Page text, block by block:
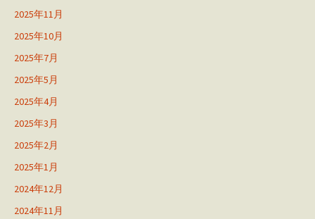
2025年11月
2025年10月
2025年7月
2025年5月
2025年4月
2025年3月
2025年2月
2025年1月
2024年12月
2024年11月